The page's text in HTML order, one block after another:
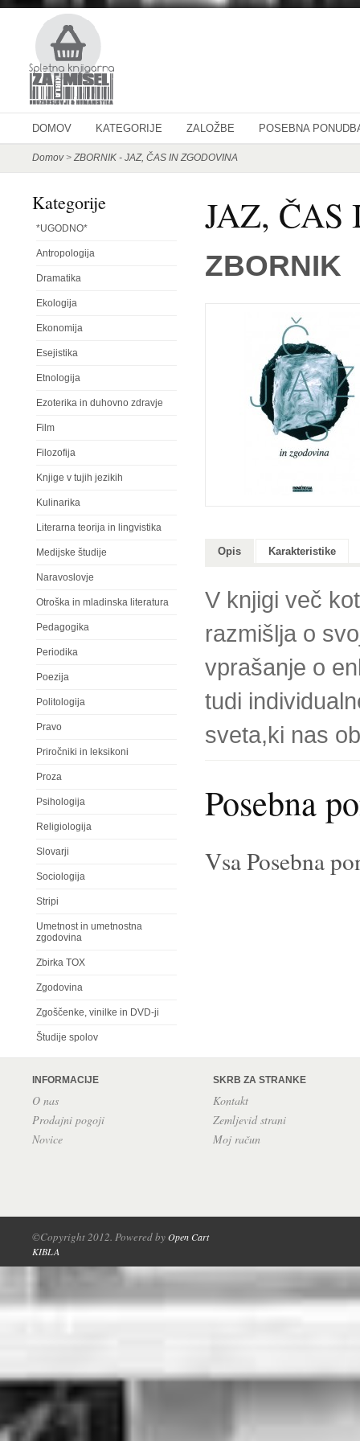
DOMOV KATEGORIJE ZALOŽBE POSEBNA
Domov> ZBORNIK - JAZ, ČAS IN ZGODOVINA
Kategorije
*UGODNO*
Antropologija
Dramatika
Ekologija
Ekonomija
Esejistika
Etnologija
Ezoterika in duhovno zdravje
Film
Filozofija
Knjige v tujih jezikih
Kulinarika
Literarna teorija in lingvistika
Medijske študije
Naravoslovje
Otroška in mladinska literatura
Pedagogika
Periodika
Poezija
Politologija
Pravo
Priročniki in leksikoni
Proza
Psihologija
Religiologija
Slovarji
Sociologija
Stripi
Umetnost in umetnostna
zgodovina
Zbirka TOX
Zgodovina
Zgoščenke, vinilke in DVD-ji
Študije spolov
JAZ, ČAS
ZBORNIK
Opis Karakteristike
V knjigi več
razmišlja o
vprašanje o
tudi
sveta,ki nas
Posebna
Vsa Posebna
INFORMACIJE
O nas
Prodajni pogoji
Novice
SKRB ZA STRANKE
Kontakt
Zemljevid strani
Moj račun
©Copyright 2012. Powered byOpen Cart
KIBLA